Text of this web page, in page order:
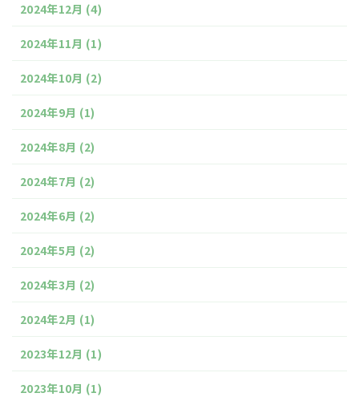
2024年12月 (4)
2024年11月 (1)
2024年10月 (2)
2024年9月 (1)
2024年8月 (2)
2024年7月 (2)
2024年6月 (2)
2024年5月 (2)
2024年3月 (2)
2024年2月 (1)
2023年12月 (1)
2023年10月 (1)